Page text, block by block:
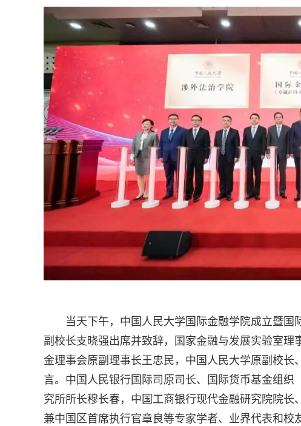
当天下午，中国人民大学国际金融学院成立暨国
副校长支晓强出席并致辞，国家金融与发展实验室
金理事会原副理事长王忠民，中国人民大学原副校
言。中国人民银行国际司原司长、国际货币基金组
究所所长穆长春，中国工商银行现代金融研究院院
兼中国区首席执行官章良等专家学者、业界代表和